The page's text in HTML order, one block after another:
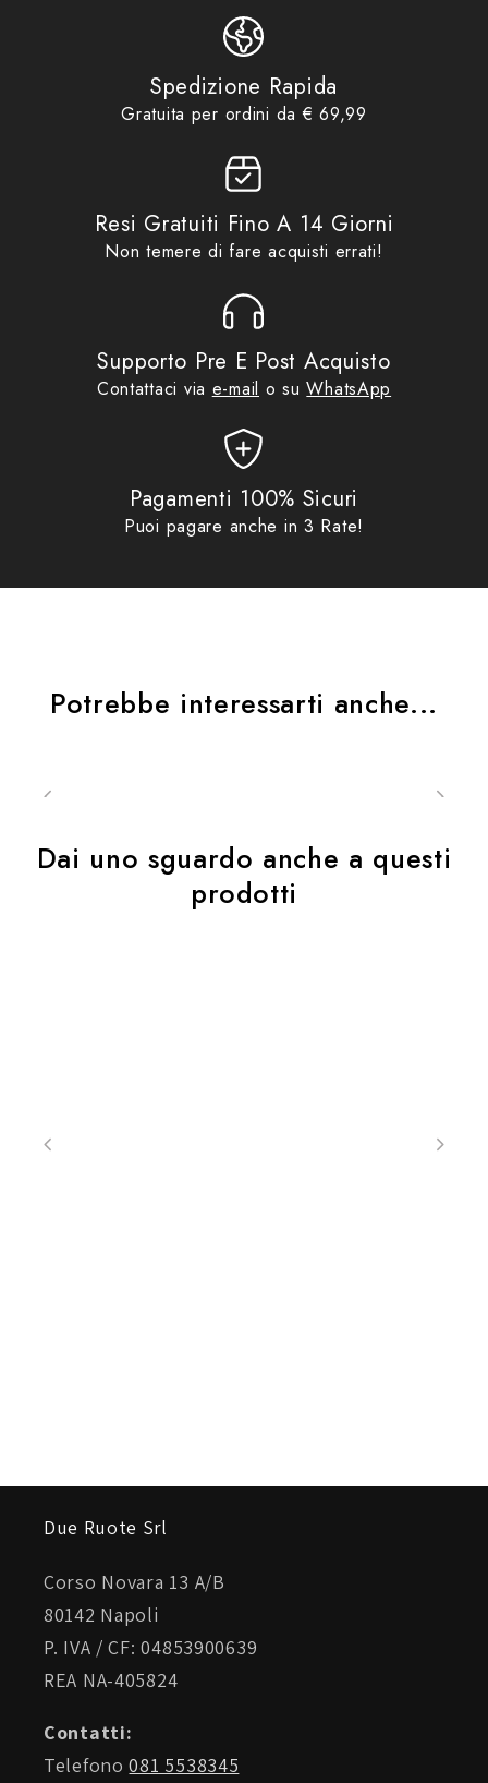
include un supporto orientabile per manubri con
diametro compreso tra i 16 e i 30 mm.
Contenuto confezione: adattatore diametro 12mm,
Larghezza dispositivo: da 60 a 88 mm
Per dispositivi da 3,5'' a 7''
Spider: sistema aggancio in silicone
Utilizzabile anche con smartphone dotato di cover
Accessori
€69,99
Spedizione Rapida
Gratuita per ordini da € 69,99
Resi Gratuiti Fino A 14 Giorni
Non temere di fare acquisti errati!
Supporto Pre E Post Acquisto
Contattaci via e-mail o suWhatsApp
Pagamenti 100% Sicuri
Puoi pagare anche in 3 Rate!
Potrebbe interessarti anche...
Dai uno sguardo anche a questi
prodotti
Due Ruote Srl
Corso Novara 13 A/B
80142 Napoli
P. IVA / CF: 04853900639
REA NA-405824
Contatti:
Telefono081 5538345